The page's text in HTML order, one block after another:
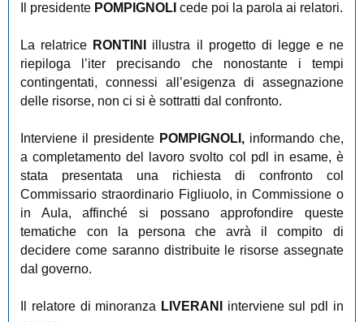
Il presidente POMPIGNOLI cede poi la parola ai relatori.
La relatrice RONTINI illustra il progetto di legge e ne
riepiloga l’iter precisando che nonostante i tempi
contingentati, connessi all’esigenza di assegnazione
delle risorse, non ci si è sottratti dal confronto.
Interviene il presidente POMPIGNOLI,informando che,
a completamento del lavoro svolto col pdl in esame, è
stata presentata una richiesta di confronto col
Commissario straordinario Figliuolo, in Commissione o
in Aula, affinché si possano approfondire queste
tematiche con la persona che avrà il compito di
decidere come saranno distribuite le risorse assegnate
dal governo.
Il relatore di minoranza LIVERANI
interviene sul pdl in